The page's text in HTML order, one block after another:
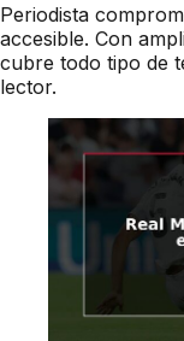
Periodista
accesible. Con
cubre todo tipo de
lector.